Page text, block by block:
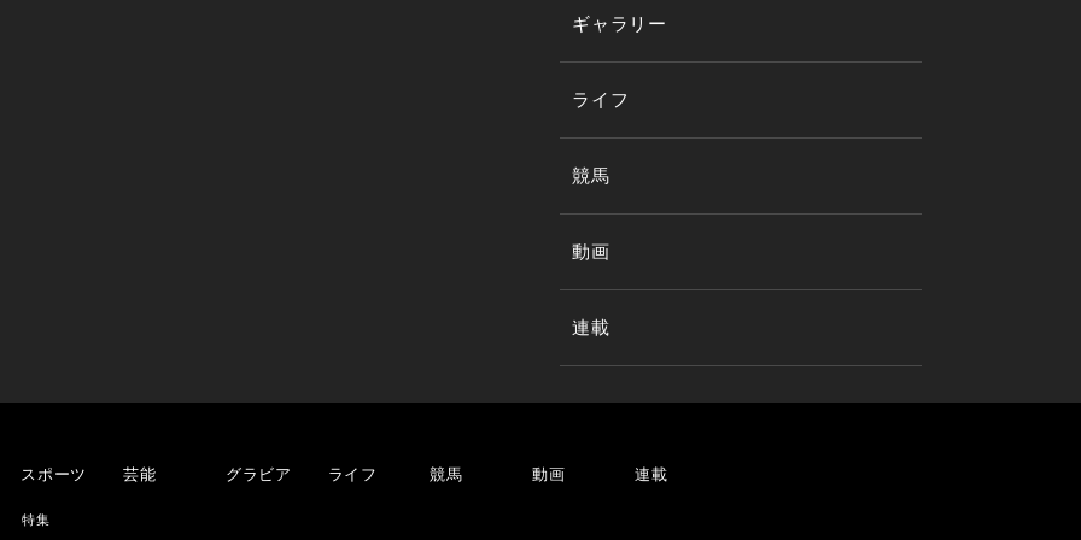
ギャラリー
ライフ
競馬
動画
連載
スポーツ
特集
芸能 グラビア ライフ 競馬 動画 連載